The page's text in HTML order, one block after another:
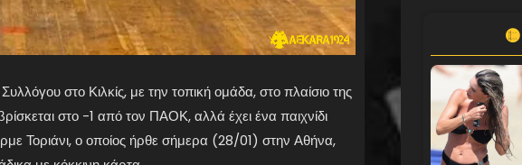
στο Κιλκίς, με την τοπική ομάδα, στο πλαίσιο της
στο -1 από τον ΠΑΟΚ, αλλά έχει ένα παιχνίδι
Τοριάνι, ο οποίος ήρθε σήμερα (28/01) στην Αθήνα,